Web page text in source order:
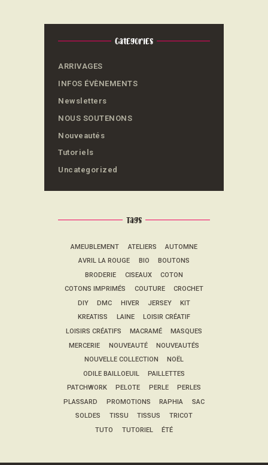
Categories
ARRIVAGES
INFOS ÉVÈNEMENTS
Newsletters
NOUS SOUTENONS
Nouveautés
Tutoriels
Uncategorized
Tags
AMEUBLEMENT ATELIERS
AUTOMNE
AVRIL LA ROUGE
BIO
BOUTONS
BRODERIE
CISEAUX
COTON
COTONS IMPRIMÉS
COUTURE
CROCHET
DIY
DMC HIVER JERSEY
KIT
KREATISS
LAINE
LOISIR CRÉATIF
LOISIRS CRÉATIFS
MACRAMÉ
MASQUES
MERCERIE
NOUVEAUTÉ
NOUVEAUTÉS
NOUVELLE COLLECTION
NOËL
ODILE BAILLOEUIL
PAILLETTES
PATCHWORK
PELOTE PERLE
PERLES
PLASSARD
PROMOTIONS RAPHIA
SAC
SOLDES
TISSU TISSUS
TRICOT
TUTO
TUTORIEL ÉTÉ